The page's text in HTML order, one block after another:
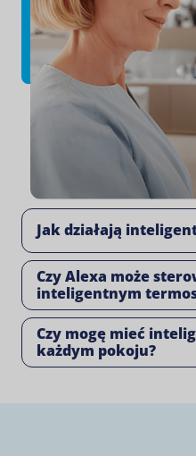
Jak działają
Czy Alexa może
inteligentnym
Czy mogę mieć
każdym pokoju?